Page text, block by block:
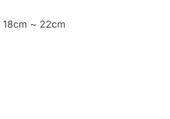
18cm ~ 22cm